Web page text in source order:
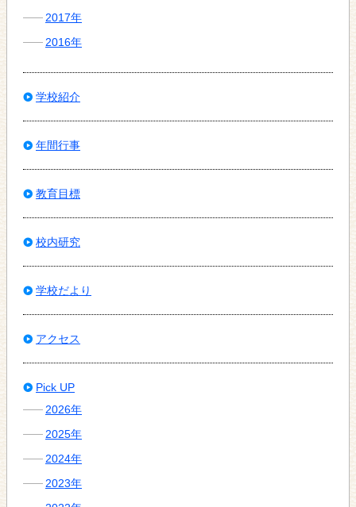
2017年
2016年
学校紹介
年間行事
教育目標
校内研究
学校だより
アクセス
Pick UP
2026年
2025年
2024年
2023年